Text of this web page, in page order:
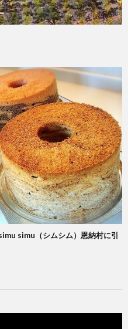
simu（シムシム）恩納村に引